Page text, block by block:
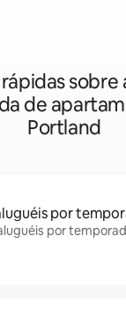
sobre
de
Portland
por
por